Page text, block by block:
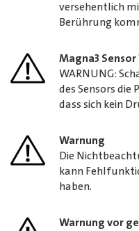
versehentlich
Berührung
Magna3 Sensor
WARNUNG:
des Sensors die
dass sich kein
Warnung
Die
kann
haben.
Warnung vor